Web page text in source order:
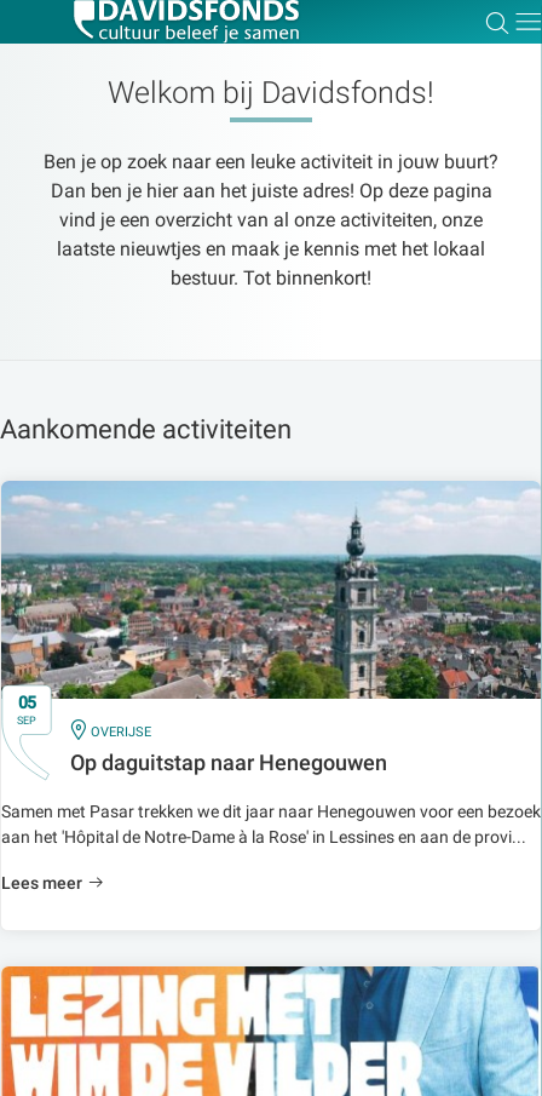
Welkom bij Davidsfonds!
Ben je op zoek naar een leuke activiteit in jouw buurt?
Dan ben je hier aan het juiste adres! Op deze pagina
vind je een overzicht van al onze activiteiten, onze
laatste nieuwtjes en maak je kennis met het lokaal
bestuur. Tot binnenkort!
Aankomende activiteiten
05
SEP
IN
OVERIJSE
Op daguitstap naar Henegouwen
Samen met Pasar trekken we dit jaar naar Henegouwen voor een bezoek
aan het 'Hôpital de Notre-Dame à la Rose' in Lessines en aan de provi...
Lees meer
Zoeken